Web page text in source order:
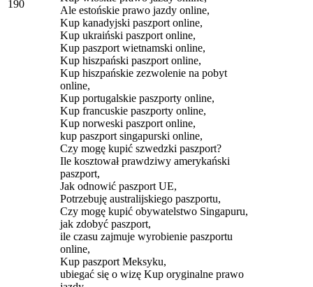
190
Ale estońskie prawo jazdy online,
Kup kanadyjski paszport online,
Kup ukraiński paszport online,
Kup paszport wietnamski online,
Kup hiszpański paszport online,
Kup hiszpańskie zezwolenie na pobyt
online,
Kup portugalskie paszporty online,
Kup francuskie paszporty online,
Kup norweski paszport online,
kup paszport singapurski online,
Czy mogę kupić szwedzki paszport?
Ile kosztował prawdziwy amerykański
paszport,
Jak odnowić paszport UE,
Potrzebuję australijskiego paszportu,
Czy mogę kupić obywatelstwo Singapuru,
jak zdobyć paszport,
ile czasu zajmuje wyrobienie paszportu
online,
Kup paszport Meksyku,
ubiegać się o wizę Kup oryginalne prawo